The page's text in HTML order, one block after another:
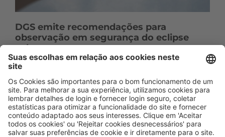
DGS emite recomendações para
observação em segurança do eclipse
solar